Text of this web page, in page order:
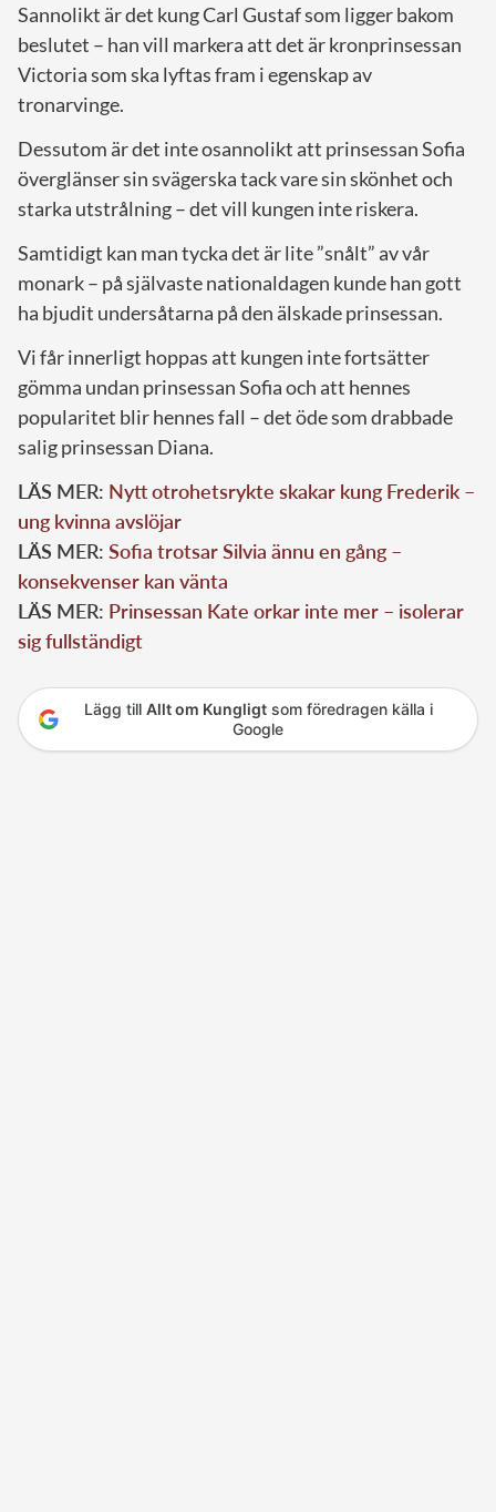
Sannolikt är det kung Carl Gustaf som ligger bakom
beslutet – han vill markera att det är kronprinsessan
Victoria som ska lyftas fram i egenskap av
tronarvinge.
Dessutom är det inte osannolikt att prinsessan Sofia
överglänser sin svägerska tack vare sin skönhet och
starka utstrålning – det vill kungen inte riskera.
Samtidigt kan man tycka det är lite ”snålt” av vår
monark – på självaste nationaldagen kunde han gott
ha bjudit undersåtarna på den älskade prinsessan.
Vi får innerligt hoppas att kungen inte fortsätter
gömma undan prinsessan Sofia och att hennes
popularitet blir hennes fall – det öde som drabbade
salig prinsessan Diana.
LÄS MER: Nytt otrohetsrykte skakar kung Frederik –
ung kvinna avslöjar
LÄS MER: Sofia trotsar Silvia ännu en gång –
konsekvenser kan vänta
LÄS MER: Prinsessan Kate orkar inte mer – isolerar
sig fullständigt
Lägg till Allt om Kungligtsom föredragen källa i
Google